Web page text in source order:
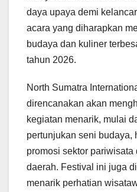
daya upaya demi
acara yang diharapkan
budaya dan kuliner
tahun 2026.
North Sumatra
direncanakan akan
kegiatan menarik, mulai
pertunjukan seni budaya,
promosi sektor pariwisata
daerah. Festival ini juga
menarik perhatian